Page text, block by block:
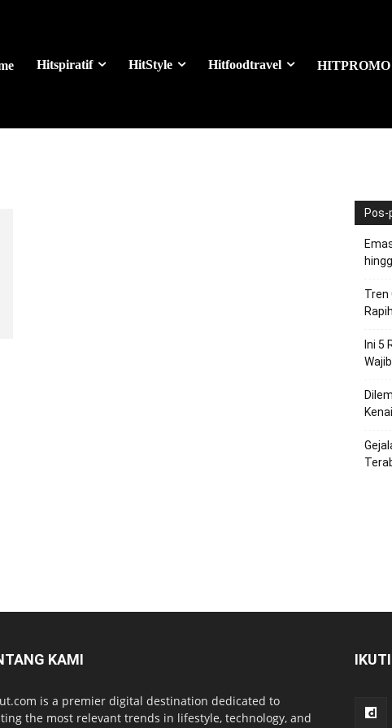
Hitspiratif HitStyle Hitfoodtravel HITPROMO
Pos-
Tren
Ini 5
KAMI
is a premier digital destination dedicated to
the most relevant trends in lifestyle, technology, and